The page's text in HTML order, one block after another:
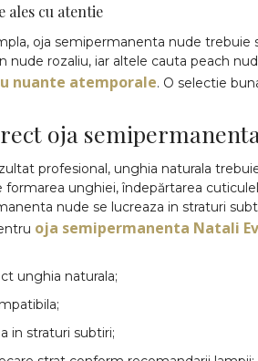
ales cu atentie
oja semipermanenta nude
nude rozaliu, iar altele cauta peach
nuante atemporale. O selectie
oja
profesional, unghia naturala
unghiei, îndepărtarea
nude se lucreaza in straturi
oja semipermanenta Natali
unghia naturala;
in straturi subtiri;